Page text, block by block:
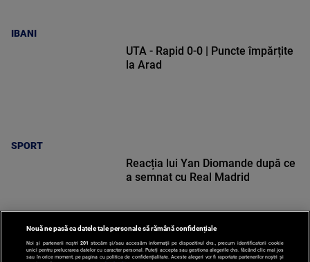
IBANI
SPORT
UTA - Rapid 0-0 | Puncte împărțite
la Arad
SPORT
Reacția lui Yan Diomande după ce
a semnat cu Real Madrid
Nouă ne pasă ca datele tale personale să rămână confidențiale
Noi și partenerii noștri 201 stocăm și/sau accesăm informații pe dispozitivul dvs., precum identificatorii cookie
unici pentru prelucrarea datelor cu caracter personal. Puteți accepta sau gestiona alegerile dvs. făcând clic mai jos
sau în orice moment, pe pagina cu politica de confidențialitate. Aceste alegeri vor fi raportate partenerilor noștri și